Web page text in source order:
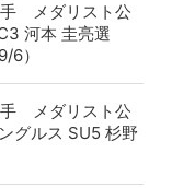
手 メダリスト公
河本 圭亮選
6）
手 メダリスト公
グルス SU5 杉野